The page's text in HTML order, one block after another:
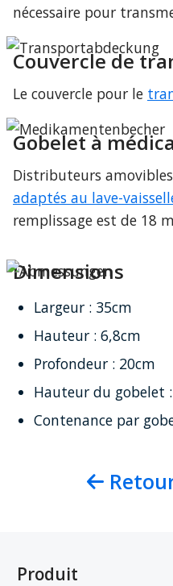
nécessaire pour
Couvercle de
Le couvercle pour le
Gobelet à
adaptés au lave-
remplissage est de 18
Dimensions
Largeur : 35cm
Hauteur : 6,8cm
Profondeur : 20cm
Hauteur du gobelet
Contenance par
Produit